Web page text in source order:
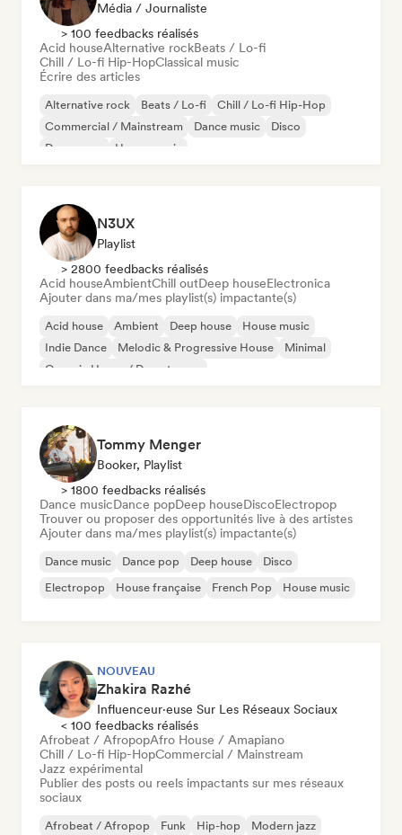
Média / Journaliste
> 100 feedbacks réalisés
Acid houseAlternative rockBeats / Lo-fi
Chill / Lo-fi Hip-HopClassical music
Écrire des articles
Alternative rock Beats / Lo-fi
Chill / Lo-fi Hip-Hop
Commercial / Mainstream
Dance music
Disco
Dream pop
House music
N3UX
Playlist
> 2800 feedbacks réalisés
Acid houseAmbientChill outDeep houseElectronica
Ajouter dans ma/mes playlist(s) impactante(s)
Acid house Ambient Deep house
House music
Indie Dance
Melodic & Progressive House
Minimal
Organic House / Downtempo
Tommy Menger
Booker, Playlist
> 1800 feedbacks réalisés
Dance musicDance popDeep houseDiscoElectropop
Trouver ou proposer des opportunités live à des artistes
Ajouter dans ma/mes playlist(s) impactante(s)
Dance music Dance pop Deep house
Disco
Electropop
House française French Pop House music
NOUVEAU
Zhakira Razhé
Influenceur·euse Sur Les Réseaux Sociaux
< 100 feedbacks réalisés
Afrobeat / AfropopAfro House / Amapiano
Chill / Lo-fi Hip-HopCommercial / Mainstream
Jazz expérimental
Publier des posts ou reels impactants sur mes réseaux
sociaux
Afrobeat / Afropop Funk Hip-hop Modern jazz